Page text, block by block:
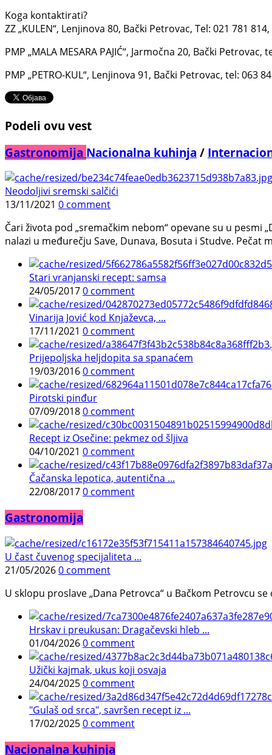
Koga kontaktirati?
ZZ „KULEN“, Lenjinova 80, Bački Petrovac, Tel: 021 781
PMP „MALA MESARA PAJIĆ“, Jarmočna 20, Bački Petrovac,
PMP „PETRO-KUL“, Lenjinova 91, Bački Petrovac, tel: 063
Podeli ovu vest
Gastronomija Nacionalna kuhinja /
Neodoljivi sremski salčići
13/11/2021 0 comment
Čari života pod „sremačkim nebom“ opevane su u pesmi
nalazi u međurečju Save, Dunava, Bosuta i Studve. Pečat
Stari vranjanski recept: samsa
24/05/20170 comment
Vinarija Jović kod Knjaževca, ...
17/11/2021 0 comment
Prijepoljska heljdopita sa spanaćem
19/03/20160 comment
Pirotski pinđur
07/09/20180 comment
Recept iz Osečine: pekmez od šljiva
04/10/2021 0 comment
Čačanska lepotica, autentična ...
22/08/20170 comment
Gastronomija
U čast čuvenog specijaliteta ...
21/05/20260 comment
U sklopu proslave „Dana Petrovca“ u Bačkom Petrovcu
Hrskav i preukusan: Dragačevski hleb ...
01/04/20260 comment
Užički kajmak, ukus koji osvaja
24/04/20250 comment
"Gulaš od srca", savršen recept iz ...
17/02/20250 comment
Nacionalna kuhinja